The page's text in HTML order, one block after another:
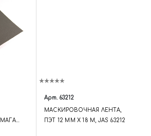
Арт. 63212
МАСКИРОВОЧНАЯ ЛЕНТА,
ПЭТ 12 ММ Х 18 М, JAS 63212